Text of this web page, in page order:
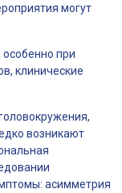
могут
при
клинические
возникают
асимметрия